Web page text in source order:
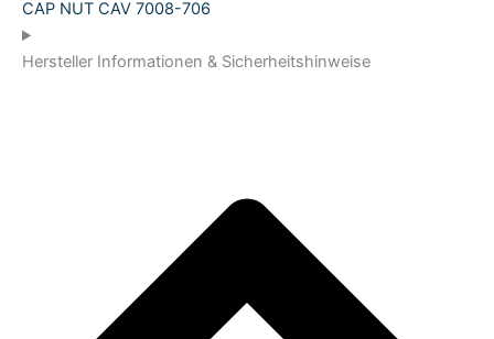
CAP NUT CAV 7008-706
Hersteller Informationen & Sicherheitshinweise